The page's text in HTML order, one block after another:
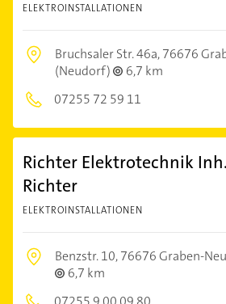
ELEKTROINSTALLATIONEN
Bruchsaler Str. 46a,76676
(Neudorf)
6,7 km
07255 72 59 11
Richter Elektrotechnik
Richter
ELEKTROINSTALLATIONEN
Benzstr. 10,76676 Graben-
6,7 km